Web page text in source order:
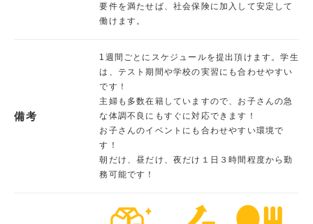
要件を満たせば、社会保険に加入して安定して
働けます。
備考
1週間ごとにスケジュールを提出頂けます。学生
は、テスト期間や学校の実習にも合わせやすい
です！
主婦も多数在籍していますので、お子さんの急
な体調不良にもすぐに対応できます！
お子さんのイベントにも合わせやすい環境で
す！
朝だけ、昼だけ、夜だけ１日３時間程度から勤
務可能です！